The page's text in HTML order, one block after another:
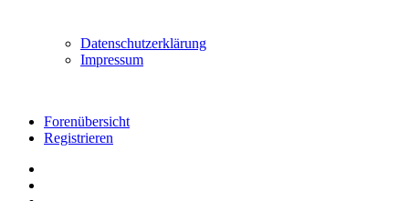
Datenschutzerklärung
Impressum
Forenübersicht
Registrieren